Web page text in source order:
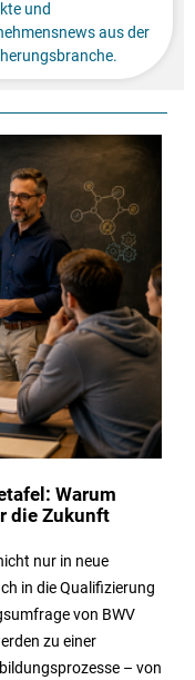
und
aus der
Warum
die Zukunft
nur in neue
in die Qualifizierung
von BWV
zu einer
– von